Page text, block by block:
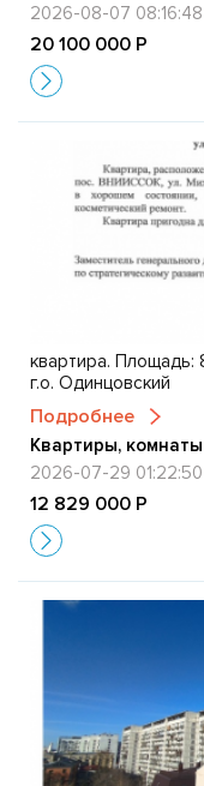
2026-08-07 08:16:48
20 100 000 Р
квартира. Площадь:
г.о. Одинцовский
Подробнее
Квартиры, комнаты
2026-07-29 01:22:50
12 829 000 Р